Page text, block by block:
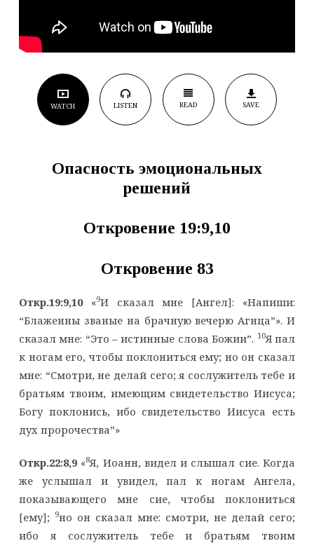
WATCH LISTEN READ SAVE
Опасность эмоциональных
решений
Откровение 19:9,10
Откровение 83
Откр.19:9,10«9И сказал мне [Ангел]: «Напиши:
“Блаженны званые на брачную вечерю Агнца”». И
сказал мне: “Это – истинные слова Божии”. 10Я пал
к ногам его, чтобы поклониться ему; но он сказал
мне: “Смотри, не делай сего; я сослужитель тебе и
братьям твоим, имеющим свидетельство Иисуса;
Богу поклонись, ибо свидетельство Иисуса есть
дух пророчества”»
Откр.22:8,9«8Я, Иоанн, видел и слышал сие. Когда
же услышал и увидел, пал к ногам Ангела,
показывающего мне сие, чтобы поклониться
[ему]; 9но он сказал мне: смотри, не делай сего;
ибо я сослужитель тебе и братьям твоим